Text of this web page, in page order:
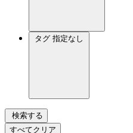
タグ 指定なし
検索する
すべてクリア